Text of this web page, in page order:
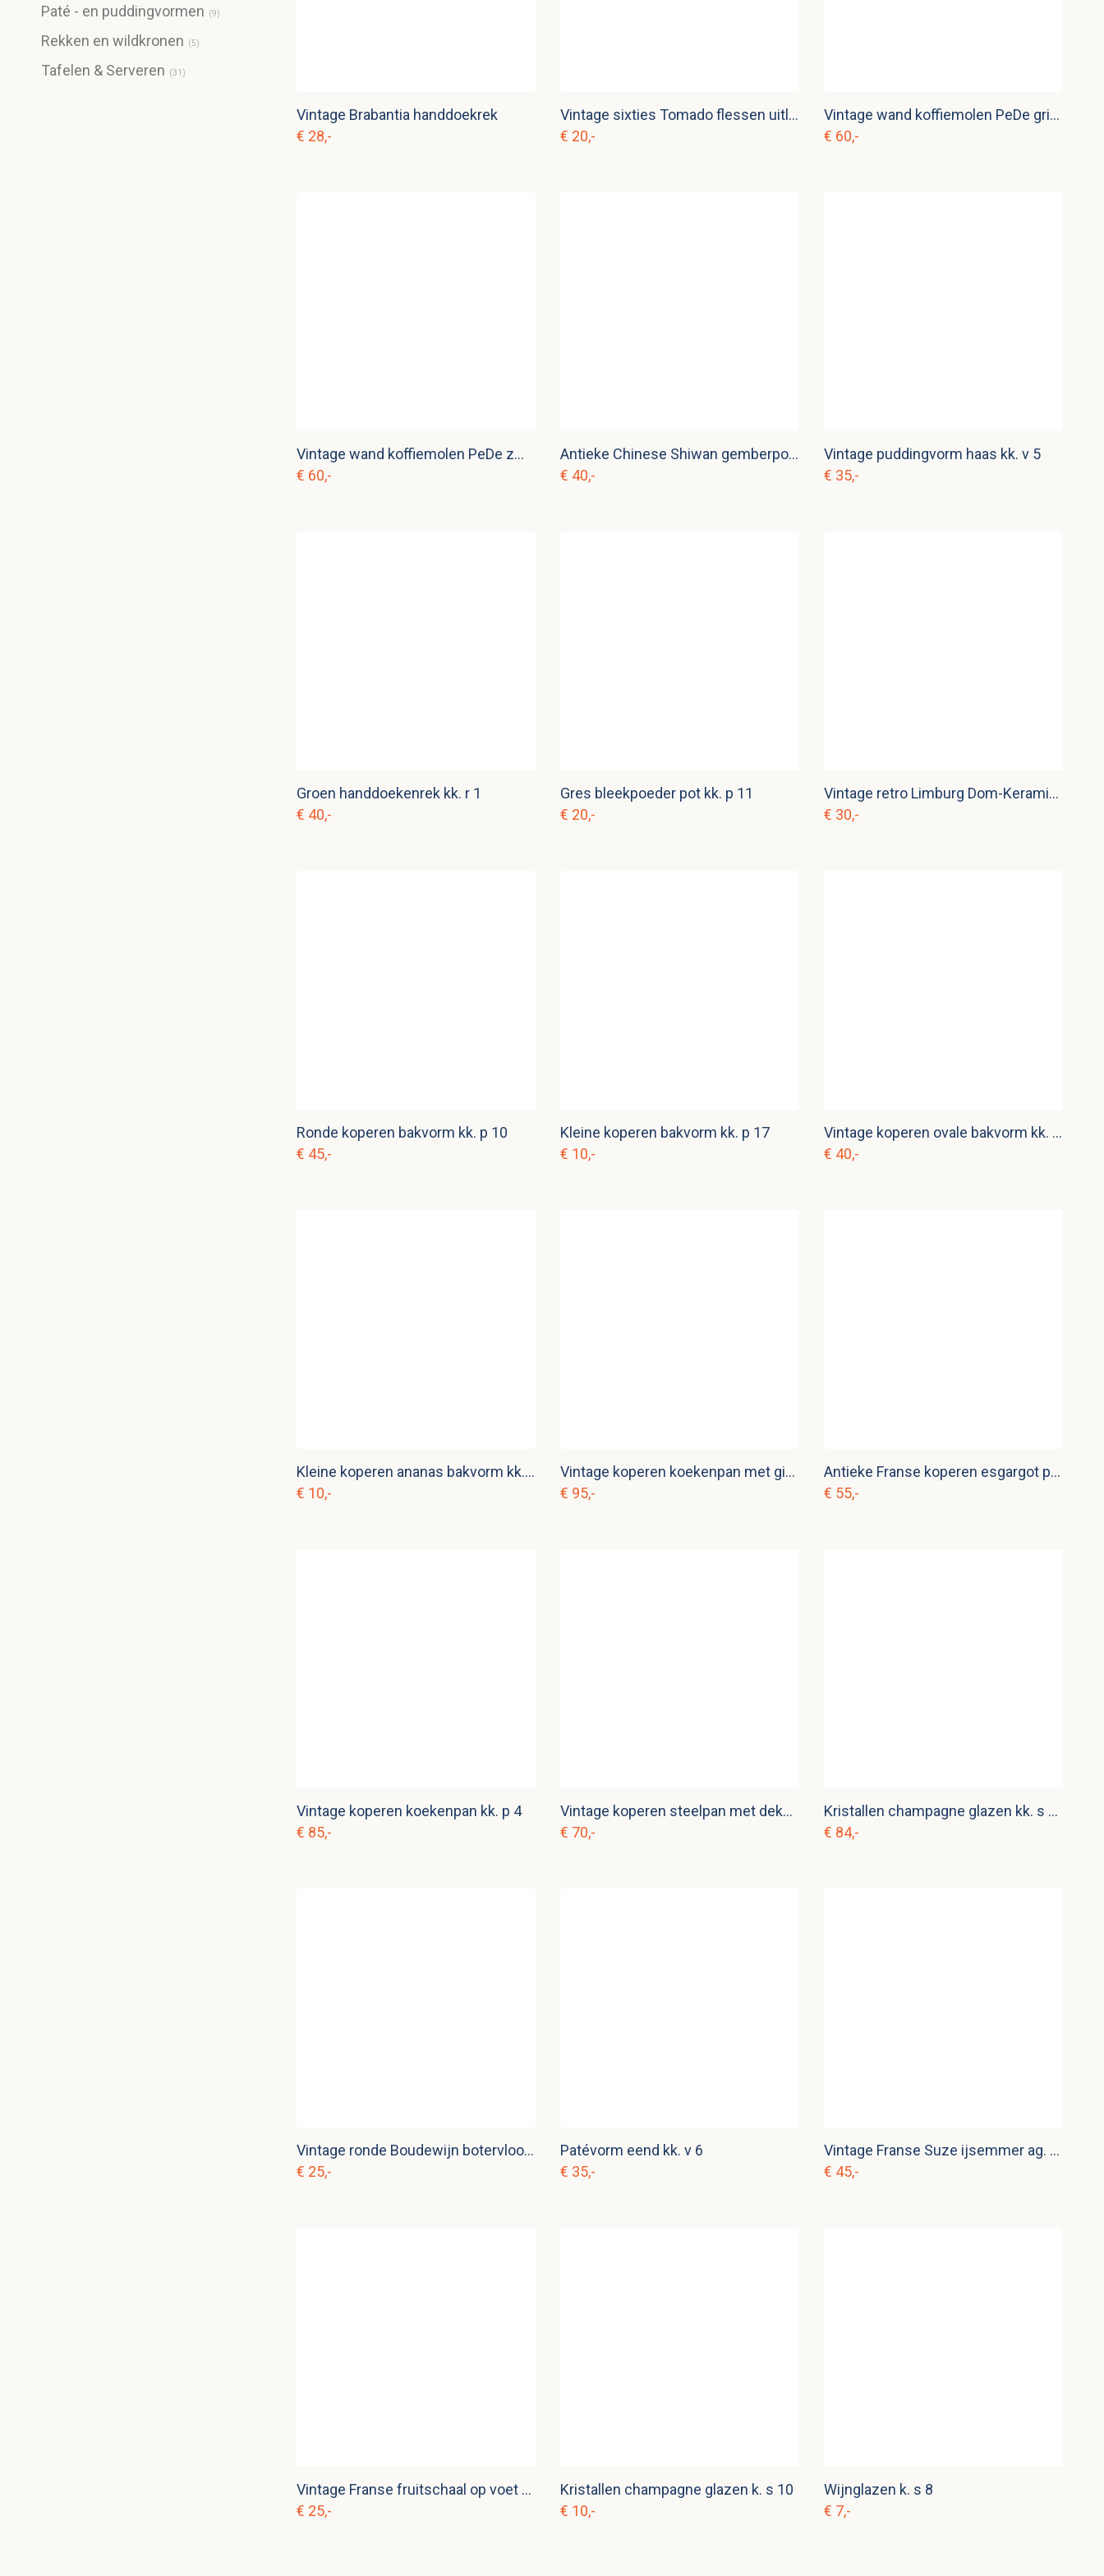
Paté - en puddingvormen (9)
Rekken en wildkronen (5)
Tafelen & Serveren (31 )
Vintage Brabantia handdoekrek
€ 28,-
Vintage sixties Tomado flessen uitlekhouder
€ 20,-
Vintage wand koffiemolen PeDe grijs nr. 6
€ 60,-
Vintage wand koffiemolen PeDe zwart nr. 1
€ 60,-
Antieke Chinese Shiwan gemberpot kk. p 1
€ 40,-
Vintage puddingvorm haas kk. v 5
€ 35,-
Groen handdoekenrek kk. r 1
€ 40,-
Gres bleekpoeder pot kk. p 11
€ 20,-
Vintage retro Limburg Dom-Keramik Staffel schaal of vlaaischotel
€ 30,-
Ronde koperen bakvorm kk. p 10
€ 45,-
Kleine koperen bakvorm kk. p 17
€ 10,-
Vintage koperen ovale bakvorm kk. p 16
€ 40,-
Kleine koperen ananas bakvorm kk. p 14
€ 10,-
Vintage koperen koekenpan met gietijzeren handvat kk. p 12
€ 95,-
Antieke Franse koperen esgargot pan kk. p 9
€ 55,-
Vintage koperen koekenpan kk. p 4
€ 85,-
Vintage koperen steelpan met deksel kk. p 18
€ 70,-
Kristallen champagne glazen kk. s 12
€ 84,-
Vintage ronde Boudewijn botervloot kk. s 11
€ 25,-
Patévorm eend kk. v 6
€ 35,-
Vintage Franse Suze ijsemmer ag. s 13
€ 45,-
Vintage Franse fruitschaal op voet met rozen k. s 10
€ 25,-
Kristallen champagne glazen k. s 10
€ 10,-
Wijnglazen k. s 8
€ 7,-